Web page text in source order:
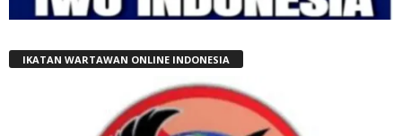
IKATAN WARTAWAN ONLINE INDONESIA